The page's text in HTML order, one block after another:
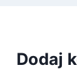
Dodaj